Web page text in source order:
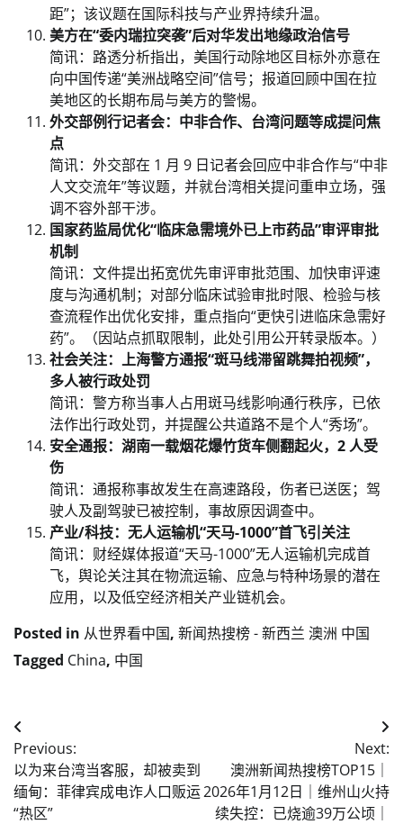
距”；该议题在国际科技与产业界持续升温。
美方在“委内瑞拉突袭”后对华发出地缘政治信号
简讯：路透分析指出，美国行动除地区目标外亦意在
向中国传递“美洲战略空间”信号；报道回顾中国在拉
美地区的长期布局与美方的警惕。
外交部例行记者会：中非合作、台湾问题等成提问焦
点
简讯：外交部在 1 月 9 日记者会回应中非合作与“中非
人文交流年”等议题，并就台湾相关提问重申立场，强
调不容外部干涉。
国家药监局优化“临床急需境外已上市药品”审评审批
机制
简讯：文件提出拓宽优先审评审批范围、加快审评速
度与沟通机制；对部分临床试验审批时限、检验与核
查流程作出优化安排，重点指向“更快引进临床急需好
药”。（因站点抓取限制，此处引用公开转录版本。）
社会关注：上海警方通报“斑马线滞留跳舞拍视频”，
多人被行政处罚
简讯：警方称当事人占用斑马线影响通行秩序，已依
法作出行政处罚，并提醒公共道路不是个人“秀场”。
安全通报：湖南一载烟花爆竹货车侧翻起火，2 人受
伤
简讯：通报称事故发生在高速路段，伤者已送医；驾
驶人及副驾驶已被控制，事故原因调查中。
产业/科技：无人运输机“天马-1000”首飞引关注
简讯：财经媒体报道“天马-1000”无人运输机完成首
飞，舆论关注其在物流运输、应急与特种场景的潜在
应用，以及低空经济相关产业链机会。
Posted in 从世界看中国, 新闻热搜榜 - 新西兰 澳洲 中国
Tagged China, 中国
Post
navigation
Previous:
以为来台湾当客服，却被卖到
缅甸：菲律宾成电诈人口贩运
“热区”
Next:
澳洲新闻热搜榜TOP15｜
2026年1月12日｜维州山火持
续失控：已烧逾39万公顷｜